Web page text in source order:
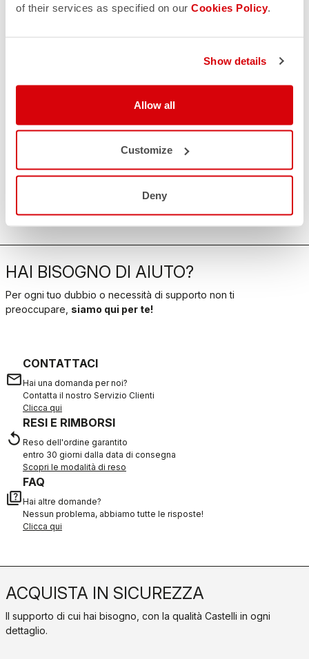
of their services as specified on our Cookies Policy.
Show details
Allow all
Customize
Deny
pagherai il prezzo più
CONDIVIDI IL NEGOZIO
HAI BISOGNO DI AIUTO?
Per ogni tuo dubbio o necessità di supporto non ti
preoccupare, siamo qui per te!
email
CONTATTACI
Hai una domanda per noi?
Contatta il nostro Servizio Clienti
Clicca qui
replay
RESI E RIMBORSI
Reso dell'ordine garantito
entro 30 giorni dalla data di consegna
Scopri le modalità di reso
quiz
FAQ
Hai altre domande?
Nessun problema, abbiamo tutte le risposte!
Clicca qui
ACQUISTA IN SICUREZZA
Il supporto di cui hai bisogno, con la qualità Castelli in ogni
dettaglio.